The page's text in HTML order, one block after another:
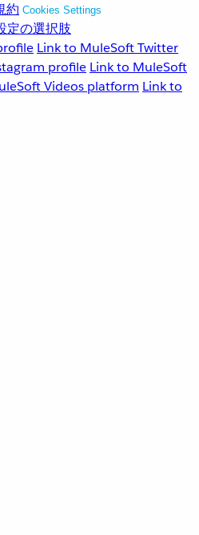
約 Cookies Settings
定の選択肢
Link to MuleSoft Twitter
profile Link to MuleSoft
Videos platform Link to